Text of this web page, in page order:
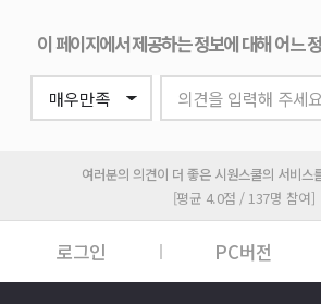
이 페이지에서 제공하는 정보에 대해 어느
의견을 입력해 주세
여러분의 의견이 더 좋은 시원스쿨의 서비스
[평균 4.0점 / 137명 참여]
로그인 PC버전